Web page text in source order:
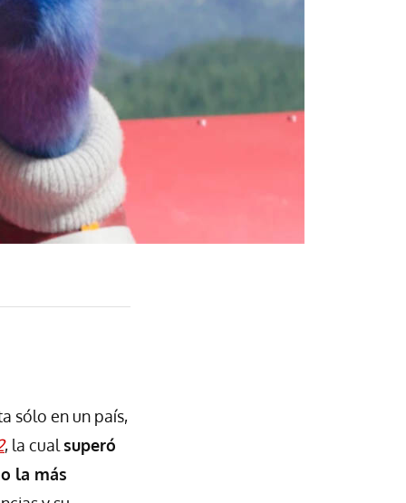
sólo en un país,
, la cual superó
la más